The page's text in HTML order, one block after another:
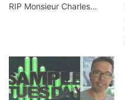
RIP Monsieur Charles…